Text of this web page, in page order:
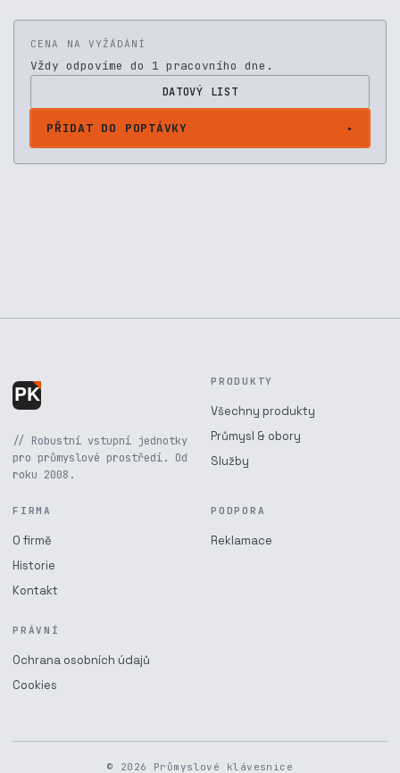
CENA NA VYŽÁDÁNÍ
Vždy odpovíme do 1 pracovního dne.
DATOVÝ LIST
PŘIDAT DO POPTÁVKY
// Robustní vstupní jednotky
pro průmyslové prostředí. Od
roku 2008.
PRODUKTY
Všechny produkty
Průmysl & obory
Služby
FIRMA
O firmě
Historie
Kontakt
PODPORA
Reklamace
PRÁVNÍ
Ochrana osobních údajů
Cookies
© 2026 Průmyslové klávesnice